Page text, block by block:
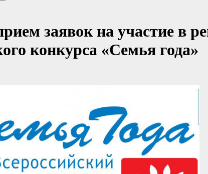
заявок на участие в
конкурса «Семья года»